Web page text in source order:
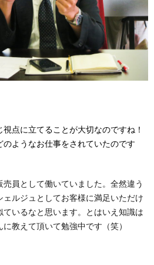
点に立てることが大切なのですね！
ようなお仕事をされていたのです
売員として働いていました。全然違う
ルジュとしてお客様に満足いただけ
いるなと思います。とはいえ知識は
教えて頂いて勉強中です（笑）